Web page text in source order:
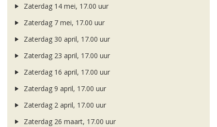
Zaterdag 14 mei, 17.00 uur
Zaterdag 7 mei, 17.00 uur
Zaterdag 30 april, 17.00 uur
Zaterdag 23 april, 17.00 uur
Zaterdag 16 april, 17.00 uur
Zaterdag 9 april, 17.00 uur
Zaterdag 2 april, 17.00 uur
Zaterdag 26 maart, 17.00 uur